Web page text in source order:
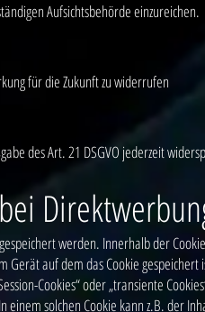
Aufsichtsbehörde einzureichen.
für die Zukunft zu widerrufen
des Art. 21 DSGVO jederzeit
werden. Innerhalb der
auf dem das Cookie
Cookies“ oder „transiente
solchen Cookie kann z.B. der